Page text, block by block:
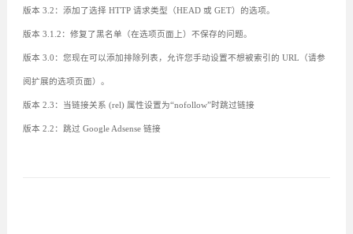
版本 3.2：添加了选择 HTTP 请求类型（HEAD 或 GET）的选项。
版本 3.1.2：修复了黑名单（在选项页面上）不保存的问题。
版本 3.0：您现在可以添加排除列表，允许您手动设置不想被索引的 URL（请参
阅扩展的选项页面）。
版本 2.3：当链接关系 (rel) 属性设置为“nofollow”时跳过链接
版本 2.2：跳过 Google Adsense 链接